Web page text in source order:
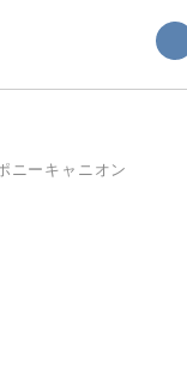
ニーキャニオン